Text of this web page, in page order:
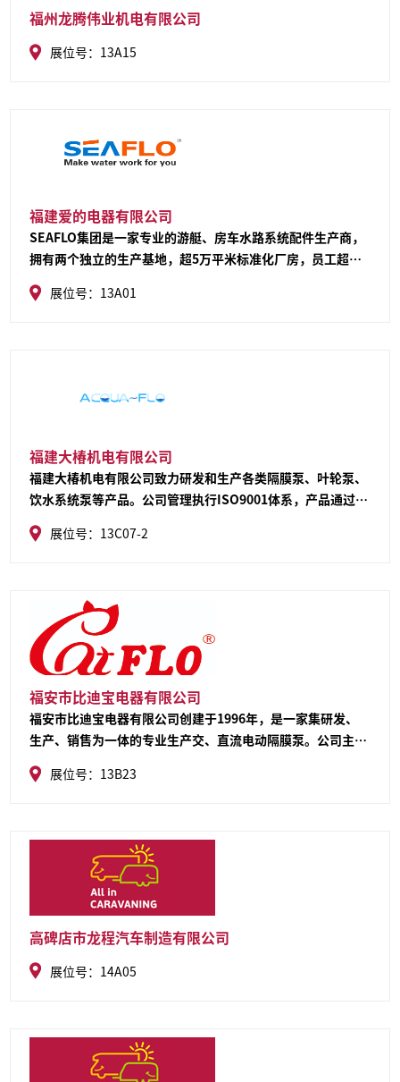
福州龙腾伟业机电有限公司
展位号：13A15
福建爱的电器有限公司
SEAFLO集团是一家专业的游艇、房车水路系统配件生产商，
拥有两个独立的生产基地，超5万平米标准化厂房，员工超
200人，十多年来一直深耕全球游艇、房车市场，用更加专业
的理解和服务，为国内外客户提供最优性价比的产品。同时可
展位号：13A01
福建大椿机电有限公司
福建大椿机电有限公司致力研发和生产各类隔膜泵、叶轮泵、
饮水系统泵等产品。公司管理执行ISO9001体系，产品通过
牌“ACQUAFLO”，公司产品主要应用在游艇、房车、家电、
展位号：13C07-2
福安市比迪宝电器有限公司
福安市比迪宝电器有限公司创建于1996年，是一家集研发、
生产、销售为一体的专业生产交、直流电动隔膜泵。公司主要
舱底及时排水用。大流量流体隔膜泵用于游艇、游轮房车等生
展位号：13B23
高碑店市龙程汽车制造有限公司
展位号：14A05